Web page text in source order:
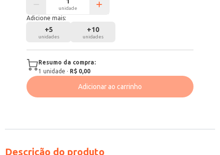
unidade
Adicione mais:
+5
unidades
+10
unidades
Resumo da compra:
1 unidade · R$ 0,00
Adicionar ao carrinho
Descrição do produto